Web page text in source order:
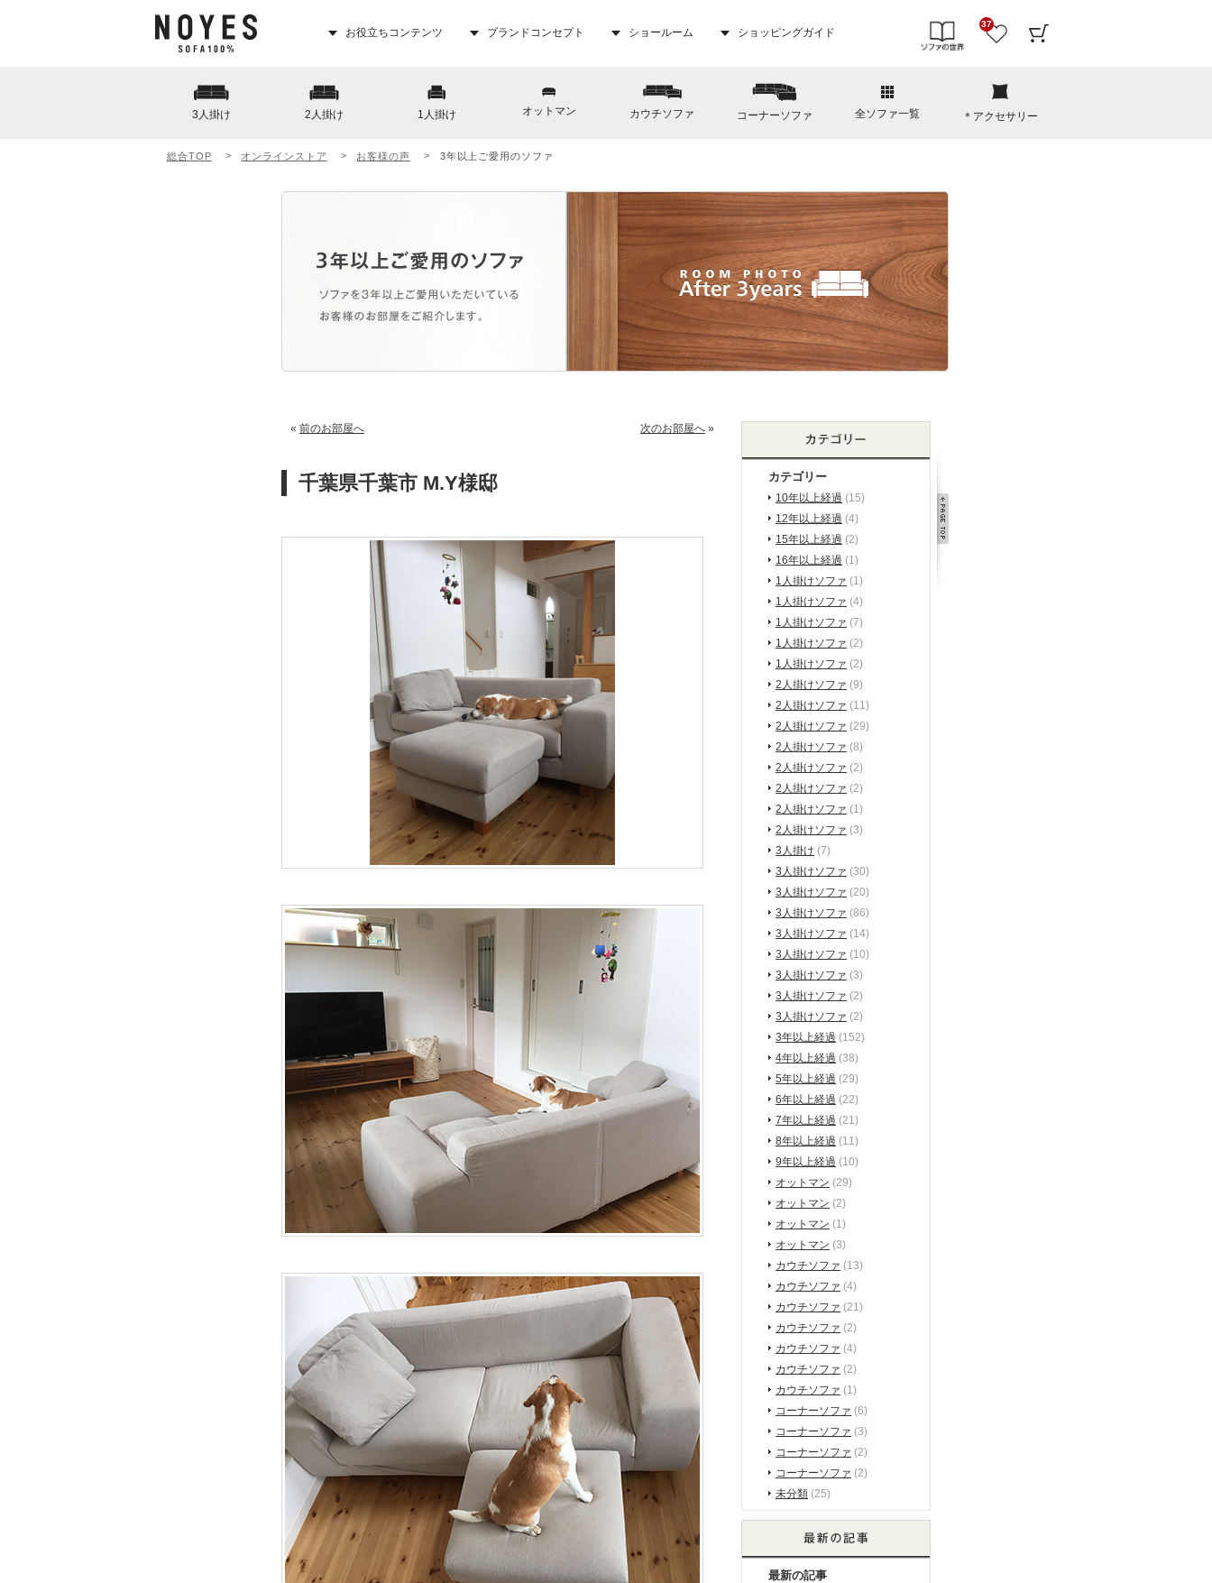
お役立ちコンテンツ ブランドコンセプト ショールーム ショッピングガイド
37
3人掛け 2人掛け 1人掛け オットマン カウチソファ コーナーソファ 全ソファ一覧 ＊アクセサリー
総合TOP オンラインストア お客様の声 3年以上ご愛用のソファ
« 前のお部屋へ 次のお部屋へ »
千葉県千葉市 M.Y様邸 カテゴリー
10年以上経過 (15)
12年以上経過 (4)
15年以上経過 (2)
16年以上経過 (1)
1人掛けソファ (1)
1人掛けソファ (4)
1人掛けソファ (7)
1人掛けソファ (2)
1人掛けソファ (2)
2人掛けソファ (9)
2人掛けソファ (11)
2人掛けソファ (29)
2人掛けソファ (8)
2人掛けソファ (2)
2人掛けソファ (2)
2人掛けソファ (1)
2人掛けソファ (3)
3人掛け (7)
3人掛けソファ (30)
3人掛けソファ (20)
3人掛けソファ (86)
3人掛けソファ (14)
3人掛けソファ (10)
3人掛けソファ (3)
3人掛けソファ (2)
3人掛けソファ (2)
3年以上経過 (152)
4年以上経過 (38)
5年以上経過 (29)
6年以上経過 (22)
7年以上経過 (21)
8年以上経過 (11)
9年以上経過 (10)
オットマン (29)
オットマン (2)
オットマン (1)
オットマン (3)
カウチソファ (13)
カウチソファ (4)
カウチソファ (21)
カウチソファ (2)
カウチソファ (4)
カウチソファ (2)
カウチソファ (1)
コーナーソファ (6)
コーナーソファ (3)
コーナーソファ (2)
コーナーソファ (2)
未分類 (25)
最新の記事